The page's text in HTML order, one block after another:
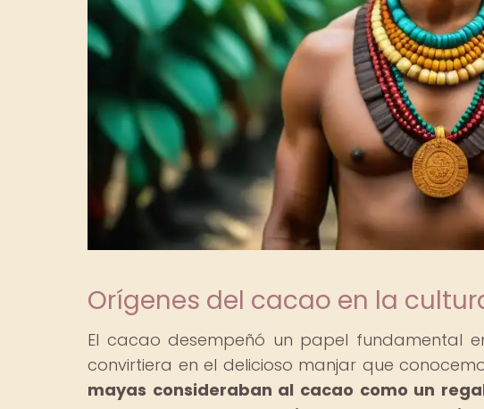
Orígenes del cacao en la
El cacao desempeñó un papel fundamental
convirtiera en el delicioso manjar que
mayas consideraban al cacao como un